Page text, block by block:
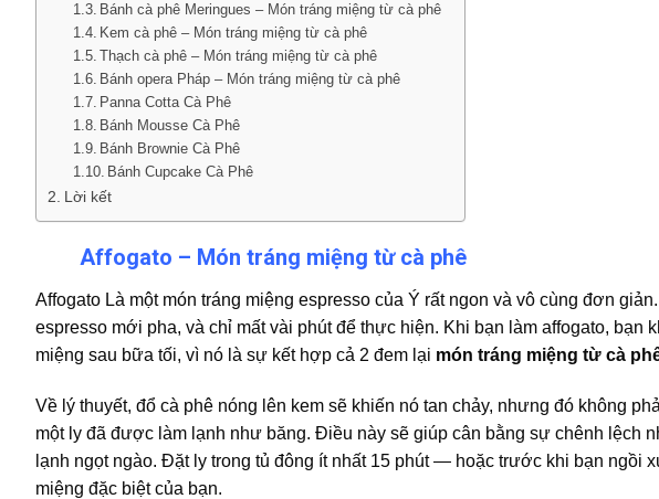
Bánh cà phê Meringues – Món tráng miệng từ cà phê
Kem cà phê – Món tráng miệng từ cà phê
Thạch cà phê – Món tráng miệng từ cà phê
Bánh opera Pháp – Món tráng miệng từ cà phê
Panna Cotta Cà Phê
Bánh Mousse Cà Phê
Bánh Brownie Cà Phê
Bánh Cupcake Cà Phê
Lời kết
Affogato – Món tráng miệng từ cà phê
Affogato Là một món tráng miệng espresso của Ý rất ngon và vô cùng đơn
espresso mới pha, và chỉ mất vài phút để thực hiện. Khi bạn làm affogato, bạn
miệng sau bữa tối, vì nó là sự kết hợp cả 2 đem lại món tráng miệng từ cà
Về lý thuyết, đổ cà phê nóng lên kem sẽ khiến nó tan chảy, nhưng đó không
một ly đã được làm lạnh như băng. Điều này sẽ giúp cân bằng sự chênh lệch
lạnh ngọt ngào. Đặt ly trong tủ đông ít nhất 15 phút — hoặc trước khi bạn ngồi
miệng đặc biệt của bạn.